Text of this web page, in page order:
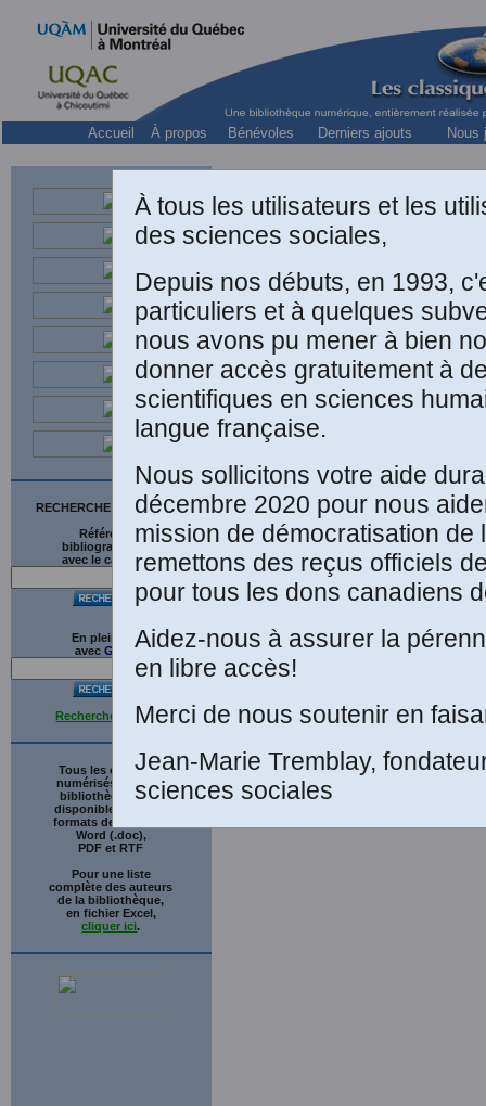
Accueil À propos Bénévoles Derniers ajouts Nous
RECHERCHE SUR LE SITE
Références
bibliographiques
avec le catalogue
En plein texte
avecG gl
Recherche avancée
Tous les ouvrages
numérisés de cette
bibliothèque sont
disponibles en trois
formats de fichiers :
Word (.doc),
PDF et RTF
Pour une liste
complète des auteurs
de la bibliothèque,
en fichier Excel,
cliquer ici.
À tous les utilisateurs et les
des sciences sociales,
Depuis nos débuts, en 1993,
particuliers et à quelques
nous avons pu mener à bien
donner accès gratuitement à
scientifiques en sciences
langue française.
Nous sollicitons votre aide
décembre 2020 pour nous
mission de démocratisation
remettons des reçus officiels
pour tous les dons canadiens
Aidez-nous à assurer la
en libre accès!
Merci de nous soutenir en
Jean-Marie Tremblay,
sciences sociales